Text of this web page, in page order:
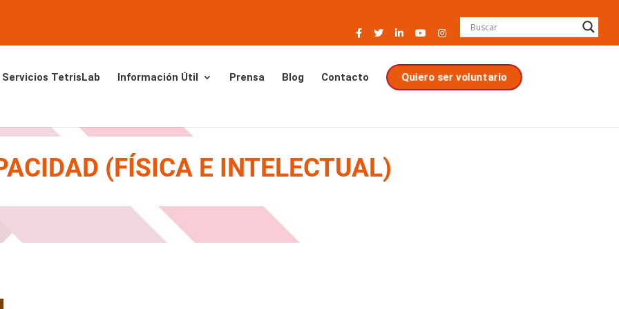
Servicios TetrisLab Información Útil Prensa Blog Contacto Quiero ser voluntario
(FÍSICA E INTELECTUAL)